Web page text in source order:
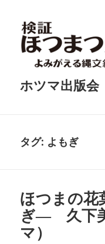
ホツマ出版
タグ: よもぎ
ほつまの
ぎ― 久下
マ）